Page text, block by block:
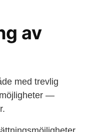
av
med trevlig
—